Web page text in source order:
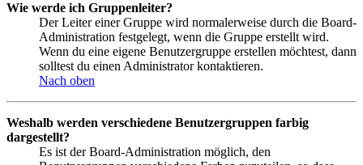
Wie werde ich Gruppenleiter?
Der Leiter einer Gruppe wird normalerweise durch die Board-
Administration festgelegt, wenn die Gruppe erstellt wird.
Wenn du eine eigene Benutzergruppe erstellen möchtest, dann
solltest du einen Administrator kontaktieren.
Nach oben
Weshalb werden verschiedene Benutzergruppen farbig
dargestellt?
Es ist der Board-Administration möglich, den